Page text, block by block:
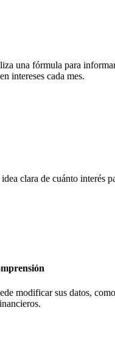
una fórmula para
intereses cada mes.
clara de cuánto
modificar sus datos,